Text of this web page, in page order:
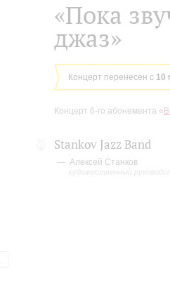
«Пока
джаз»
Концерт перенесен с 10
Концерт 6-го абонемента «
Stankov Jazz Band
Алексей Станков
художественный